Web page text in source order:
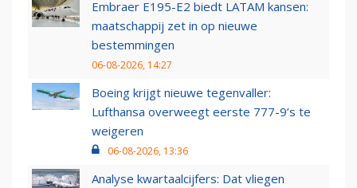
Embraer E195-E2 biedt LATAM kansen:
maatschappij zet in op nieuwe
bestemmingen
06-08-2026, 14:27
Boeing krijgt nieuwe tegenvaller:
Lufthansa overweegt eerste 777-9’s te
weigeren
06-08-2026, 13:36
Analyse kwartaalcijfers: Dat vliegen